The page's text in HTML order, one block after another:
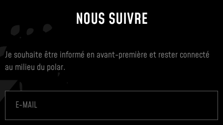
NOUS SUIVRE
Je souhaite être informé en avant-première et rester connecté
au milieu du polar.